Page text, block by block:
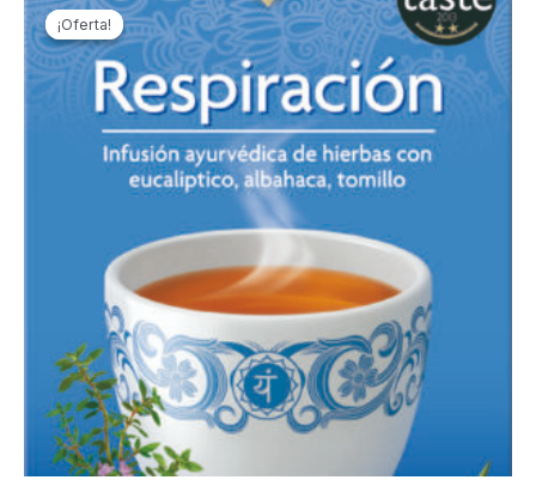
¡Oferta!
¡Oferta!